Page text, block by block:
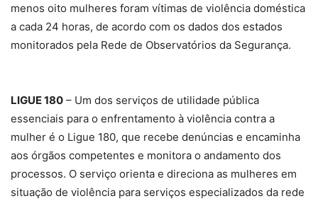
menos oito mulheres foram vítimas de violência doméstica
a cada 24 horas, de acordo com os dados dos estados
monitorados pela Rede de Observatórios da Segurança.
LIGUE 180 – Um dos serviços de utilidade pública
essenciais para o enfrentamento à violência contra a
mulher é o Ligue 180, que recebe denúncias e encaminha
aos órgãos competentes e monitora o andamento dos
processos. O serviço orienta e direciona as mulheres em
situação de violência para serviços especializados da rede